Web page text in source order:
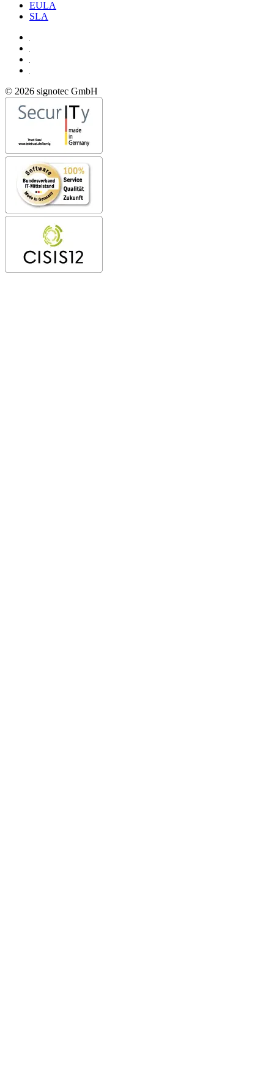
EULA
SLA
© 2026 signotec GmbH